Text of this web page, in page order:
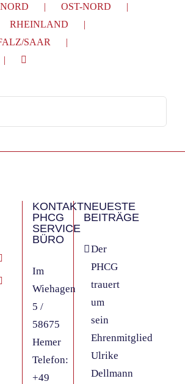
NORD
OST-NORD
RHEINLAND
SAAR
KONTAKT
PHCG
SERVICE
BÜRO
Im
Wiehagen
5 /
58675
Hemer
Telefon:
+49
NEUESTE
BEITRÄGE
Der
PHCG
trauert
um
sein
Ehrenmitglied
Ulrike
Dellmann